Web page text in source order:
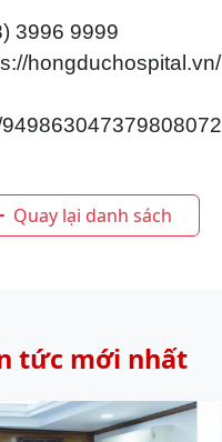
3996 9999
hongduchospital.vn/
Quay lại danh sách
tức mới nhất